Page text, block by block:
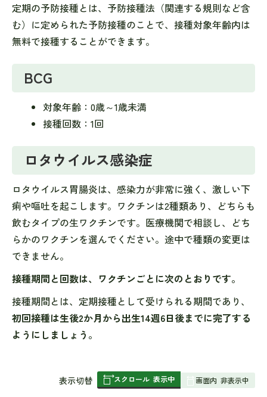
定期の予防接種とは、予防接種法（関連する規則など含
む）に定められた予防接種のことで、接種対象年齢内は
無料で接種することができます。
BCG
対象年齢：0歳～1歳未満
接種回数：1回
ロタウイルス感染症
ロタウイルス胃腸炎は、感染力が非常に強く、激しい下
痢や嘔吐を起こします。ワクチンは2種類あり、どちらも
飲むタイプの生ワクチンです。医療機関で相談し、どち
らかのワクチンを選んでください。途中で種類の変更は
できません。
接種期間と回数は、ワクチンごとに次のとおりです。
接種期間とは、定期接種として受けられる期間であり、
初回接種は生後2か月から出生14週6日後までに完了する
ようにしましょう。
表
表示切替 スクロール 表示中 画面内 非表示中